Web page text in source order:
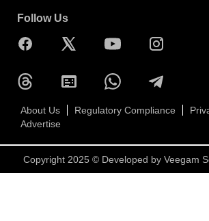
Follow Us
About Us Regulatory Compliance
Advertise
Copyright 2025 © Developed by Veegam